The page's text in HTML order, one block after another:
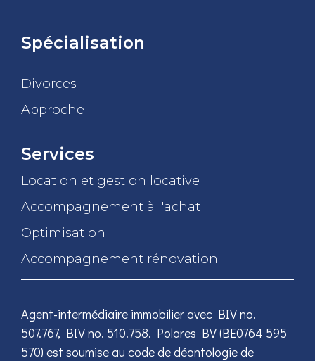
Spécialisation
Divorces
Approche
Services
Location et gestion locative
Accompagnement à l'achat
Optimisation
Accompagnement rénovation
Agent-intermédiaire immobilier avec BIV no.
507.767, BIV no. 510.758. Polares BV (BE0764 595
570) est soumise au code de déontologie de